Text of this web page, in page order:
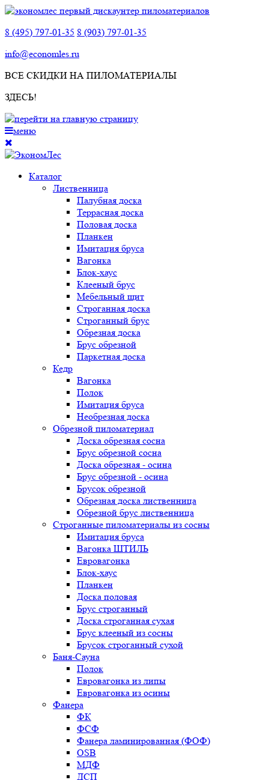
8 (495) 797-01-35 8 (903) 797-01-35
info@economles.ru
ВСЕ СКИДКИ НА ПИЛОМАТЕРИАЛЫ
ЗДЕСЬ!
меню
Каталог
Лиственница
Палубная доска
Террасная доска
Половая доска
Планкен
Имитация бруса
Вагонка
Блок-хаус
Клееный брус
Мебельный щит
Строганная доска
Строганный брус
Обрезная доска
Брус обрезной
Паркетная доска
Кедр
Вагонка
Полок
Имитация бруса
Необрезная доска
Обрезной пиломатериал
Доска обрезная сосна
Брус обрезной сосна
Доска обрезная - осина
Брус обрезной - осина
Брусок обрезной
Обрезная доска лиственница
Обрезной брус лиственница
Строганные пиломатериалы из сосны
Имитация бруса
Вагонка ШТИЛЬ
Евровагонка
Блок-хаус
Планкен
Доска половая
Брус строганный
Доска строганная сухая
Брус клееный из сосны
Брусок строганный сухой
Баня-Сауна
Полок
Евровагонка из липы
Евровагонка из осины
Фанера
ФК
ФСФ
Фанера ламинированная (ФОФ)
OSB
МДФ
ДСП